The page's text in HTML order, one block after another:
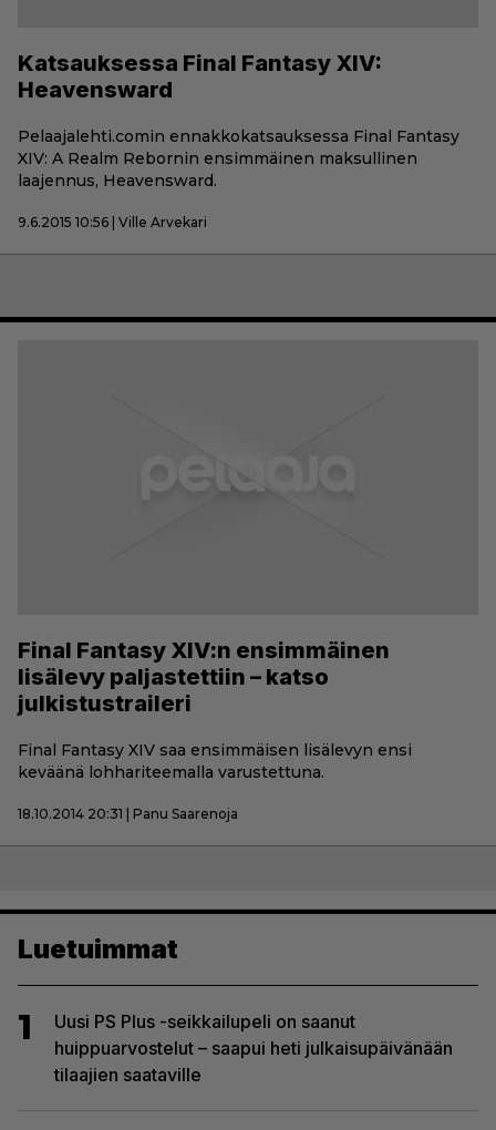
Katsauksessa Final Fantasy XIV:
Heavensward
Pelaajalehti.comin ennakkokatsauksessa Final Fantasy
XIV: A Realm Rebornin ensimmäinen maksullinen
laajennus, Heavensward.
9.6.2015 10:56 | Ville Arvekari
Final Fantasy XIV:n ensimmäinen
lisälevy paljastettiin – katso
julkistustraileri
Final Fantasy XIV saa ensimmäisen lisälevyn ensi
keväänä lohhariteemalla varustettuna.
18.10.2014 20:31 | Panu Saarenoja
Luetuimmat
1
Uusi PS Plus -seikkailupeli on saanut
huippuarvostelut – saapui heti julkaisupäivänään
tilaajien saataville